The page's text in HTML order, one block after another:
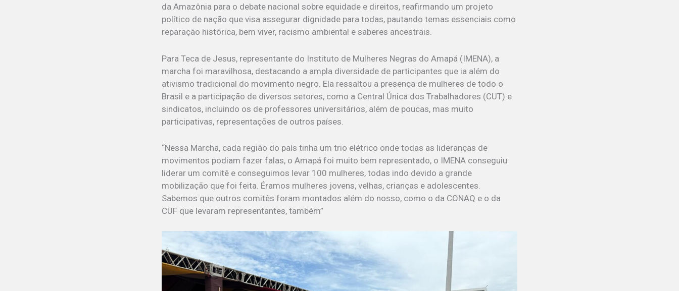
da Amazônia para o debate nacional sobre equidade e direitos, reafirmando um projeto
político de nação que visa assegurar dignidade para todas, pautando temas essenciais como
reparação histórica, bem viver, racismo ambiental e saberes ancestrais.
Para Teca de Jesus, representante do Instituto de Mulheres Negras do Amapá (IMENA), a
marcha foi maravilhosa, destacando a ampla diversidade de participantes que ia além do
ativismo tradicional do movimento negro. Ela ressaltou a presença de mulheres de todo o
Brasil e a participação de diversos setores, como a Central Única dos Trabalhadores (CUT) e
sindicatos, incluindo os de professores universitários, além de poucas, mas muito
participativas, representações de outros países.
“Nessa Marcha, cada região do país tinha um trio elétrico onde todas as lideranças de
movimentos podiam fazer falas, o Amapá foi muito bem representado, o IMENA conseguiu
liderar um comitê e conseguimos levar 100 mulheres, todas indo devido a grande
mobilização que foi feita. Éramos mulheres jovens, velhas, crianças e adolescentes.
Sabemos que outros comitês foram montados além do nosso, como o da CONAQ e o da
CUF que levaram representantes, também”